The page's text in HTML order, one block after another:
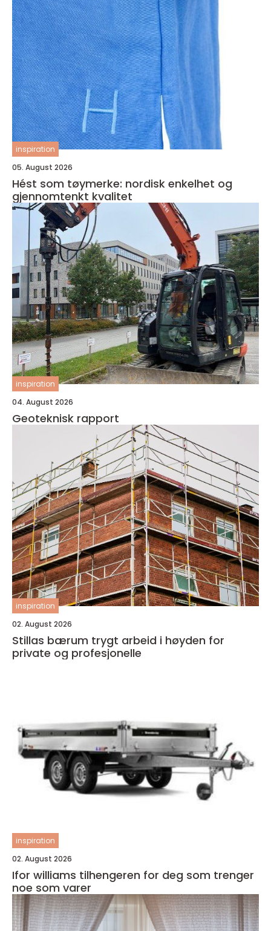
inspiration
05. August 2026
Hést som tøymerke: nordisk enkelhet og
gjennomtenkt kvalitet
inspiration
04. August 2026
Geoteknisk rapport
inspiration
02. August 2026
Stillas bærum trygt arbeid i høyden for
private og profesjonelle
inspiration
02. August 2026
Ifor williams tilhengeren for deg som trenger
noe som varer